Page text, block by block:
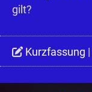
gilt?
Kurzfassung |